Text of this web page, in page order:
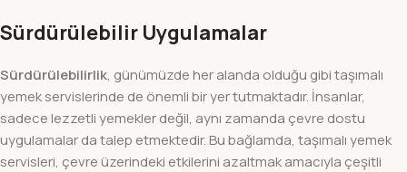
Sürdürülebilir Uygulamalar
Sürdürülebilirlik, günümüzde her alanda olduğu gibi taşımalı
yemek servislerinde de önemli bir yer tutmaktadır. İnsanlar,
sadece lezzetli yemekler değil, aynı zamanda çevre dostu
uygulamalar da talep etmektedir. Bu bağlamda, taşımalı yemek
servisleri, çevre üzerindeki etkilerini azaltmak amacıyla çeşitli